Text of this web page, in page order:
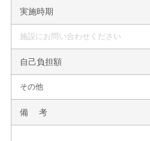
実施時期
施設にお問い合わせください
自己負担額
その他
備 考